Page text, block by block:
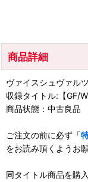
商品詳細
ヴァイスシュヴァル
収録タイトル:【GF/
商品状態：中古良品
ご注文の前に必ず「
をお読み頂くようお
同タイトル商品を購